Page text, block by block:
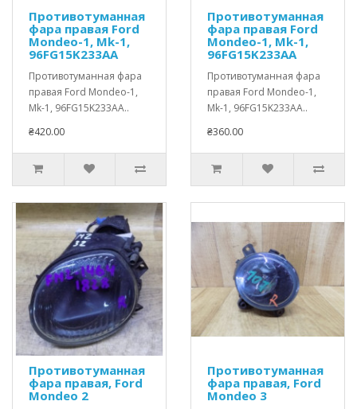
Противотуманная
фара правая Ford
Mondeo-1, Mk-1,
96FG15K233AA
Противотуманная фара
правая Ford Mondeo-1,
Mk-1, 96FG15K233AA..
₴420.00
Противотуманная
фара правая Ford
Mondeo-1, Mk-1,
96FG15K233AA
Противотуманная фара
правая Ford Mondeo-1,
Mk-1, 96FG15K233AA..
₴360.00
Противотуманная
фара правая, Ford
Mondeo 2
Противотуманная
фара правая, Ford
Mondeo 3